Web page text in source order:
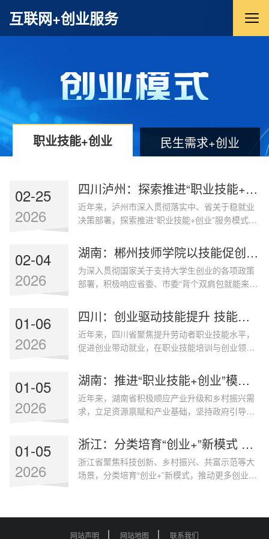
互联网+创业服务
职业技能+创业 民生需求+创业
02-25
2026
四川泸州：探索推进“职业技能+创业”服务模式
近年来，泸州市深入贯彻落实中、省关于稳就业
决策部署，探索推进“职业技能+创业”服务模式，
能，提升创业能力。出台《泸州市推行分级分类
实施职业技能培训工作方案》，全面构建“市级统
筹、部门联动、区县共建、社会参与”的“大培训”
工作格局，依托纳入全省首批试点契机，建立差
职业技能培训3.18万人次，发放补贴资金
2854.49万元，举办工
02-04
2026
湖南：郴州技师学院以技能促创业、以创业强技能
为深入贯彻国家关于支持大学生创业的各项政策
部署，积极响应省委、市委“背个双肩包就能来创
持“匠心创业•创享未来”理念，坚持高位推动、统
筹谋划、精准施策，既压实制度保障、又抓实平
台运营保障，有力推动技能与创业深度融合，构
建了“以技能促创业、以创业强技能”支持大学生
展成效建立功能配套完善的市级技能创业孵化基
地，实现“实
01-06
2026
四川：创业驱动技能提升 技能助力创业增效 ——“职业技能+创业”培训模式探索
近年来，四川省聚焦提升劳动者职业技能水平，
促进创业带动就业，在职业技能培训与创业领域
模式，技能培训促进创业带动就业效应凸显。
（一）强化示范引领，着力高位推动。制定《四
川省职业技能培训发展规划（2023-2025）》，
提出推广“技能+创业”培训模式，明确职业技能培
《关于开展省本级职业技能示范培训的通知》，
鼓励行业部门、企业
01-05
2026
湖南：推进“职业技能+创业”模式 打造就业新引擎
近年来，湖南省积极顺应产业升级和乡村振兴需
求，立足资源禀赋和产业基础，坚持政府引导、
深度融合与创新发展，有效激发了区域内生动
力，促进了更高质量就业创业。一、 强化政策统
筹，优化顶层设计。省级层面加强规划引领，将
劳务品牌建设和创业扶持纳入就业优先战略和乡
通过出台专项建设方案
01-05
2026
浙江：分类培育“创业+”新模式 全力构建城乡一体创业支持体系
浙江省聚焦科技创新、乡村振兴、共富示范等大
场景，分类培育“创业+”新模式，推动更多创业创
主体，“杭州六小龙”等创新主体竞相涌现，创业
带动就业的倍增效应持续放大。一、 打造“科技成
网站声明 网站地图 联系我们